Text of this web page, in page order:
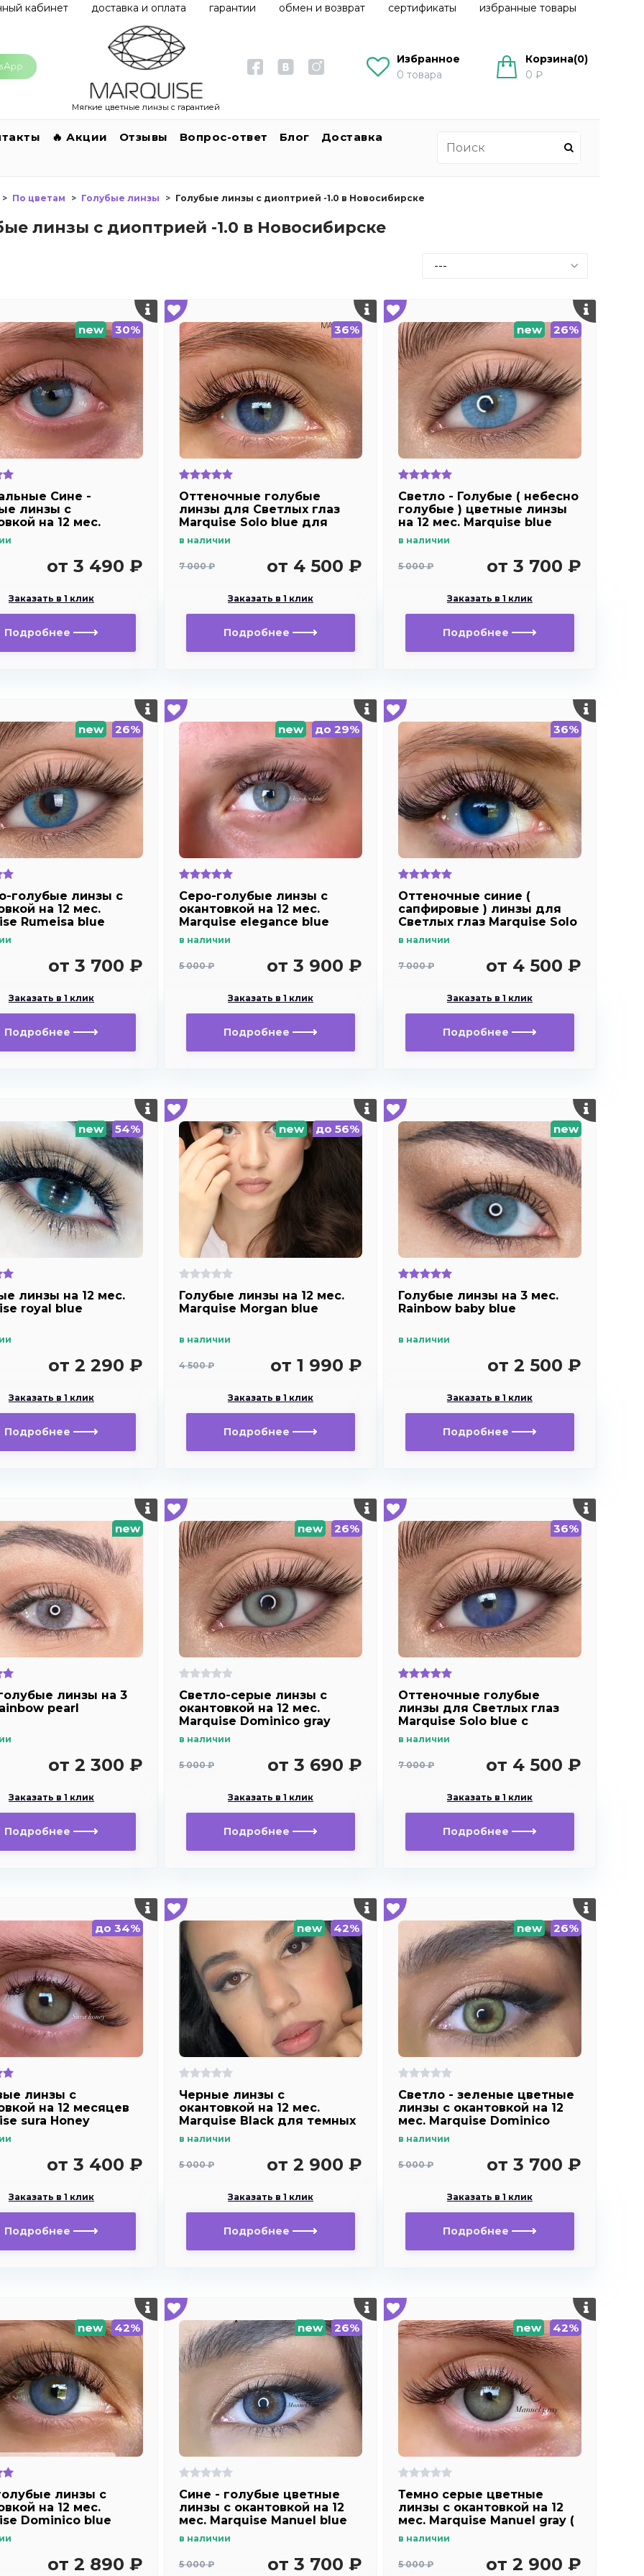
кабинет доставка и оплата гарантии обмен и возврат сертификаты избранные товары
Мягкие цветные линзы с гарантией
Избранное
0 товара
Корзина(0)
0 ₽
🔥 Акции Отзывы Вопрос-ответ Блог
Доставка
По цветам Голубые линзы Голубые линзы с диоптрией -1.0 в Новосибирске
линзы с диоптрией -1.0 в Новосибирске
new 30%
Сине -
линзы c
на 12 мес.
от 3 490 ₽
Заказать в 1 клик
Подробнее
36%
Оттеночные голубые
линзы для Светлых глаз
Marquise Solo blue для
близорукости
в наличии
7 000 ₽ от 4 500 ₽
Заказать в 1 клик
Подробнее
new 26%
Светло - Голубые ( небесно
голубые ) цветные линзы
на 12 мес. Marquise blue
в наличии
5 000 ₽ от 3 700 ₽
Заказать в 1 клик
Подробнее
new 26%
голубые линзы c
на 12 мес.
Rumeisa blue
от 3 700 ₽
Заказать в 1 клик
Подробнее
new до 29%
Серо-голубые линзы c
окантовкой на 12 мес.
Marquise elegance blue
в наличии
5 000 ₽ от 3 900 ₽
Заказать в 1 клик
Подробнее
36%
Оттеночные синие (
сапфировые ) линзы для
Светлых глаз Marquise Solo
в наличии
7 000 ₽ от 4 500 ₽
Заказать в 1 клик
Подробнее
new 54%
линзы на 12 мес.
royal blue
от 2 290 ₽
Заказать в 1 клик
Подробнее
new до 56%
Голубые линзы на 12 мес.
Marquise Morgan blue
в наличии
4 500 ₽ от 1 990 ₽
Заказать в 1 клик
Подробнее
new
Голубые линзы на 3 мес.
Rainbow baby blue
в наличии
от 2 500 ₽
Заказать в 1 клик
Подробнее
new
линзы на 3
pearl
от 2 300 ₽
Заказать в 1 клик
Подробнее
new 26%
Светло-серые линзы c
окантовкой на 12 мес.
Marquise Dominico gray
в наличии
5 000 ₽ от 3 690 ₽
Заказать в 1 клик
Подробнее
36%
Оттеночные голубые
линзы для Светлых глаз
Marquise Solo blue с
дальнозоркости и
близорукости
в наличии
7 000 ₽ от 4 500 ₽
Заказать в 1 клик
Подробнее
до 34%
линзы с
на 12 месяцев
sura Honey
от 3 400 ₽
Заказать в 1 клик
Подробнее
new 42%
Черные линзы c
окантовкой на 12 мес.
Marquise Black для темных
в наличии
5 000 ₽ от 2 900 ₽
Заказать в 1 клик
Подробнее
new 26%
Светло - зеленые цветные
линзы c окантовкой на 12
мес. Marquise Dominico
в наличии
5 000 ₽ от 3 700 ₽
Заказать в 1 клик
Подробнее
new 42%
линзы c
на 12 мес.
Dominico blue
от 2 890 ₽
new 26%
Сине - голубые цветные
линзы c окантовкой на 12
мес. Marquise Manuel blue
в наличии
5 000 ₽ от 3 700 ₽
new 42%
Темно серые цветные
линзы c окантовкой на 12
мес. Marquise Manuel gray (
увеличения глаз )
в наличии
5 000 ₽ от 2 900 ₽